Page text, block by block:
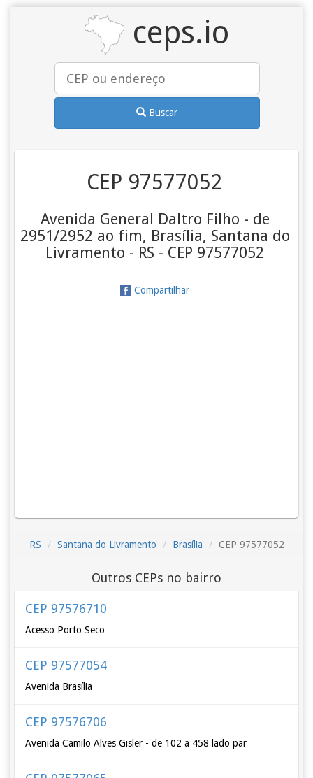
ceps.io
Buscar
CEP 97577052
Avenida General Daltro Filho - de
2951/2952 ao fim, Brasília, Santana do
Livramento - RS - CEP 97577052
Compartilhar
RS Santana do Livramento Brasília CEP 97577052
Outros CEPs no bairro
CEP 97576710
Acesso Porto Seco
CEP 97577054
Avenida Brasília
CEP 97576706
Avenida Camilo Alves Gisler - de 102 a 458 lado par